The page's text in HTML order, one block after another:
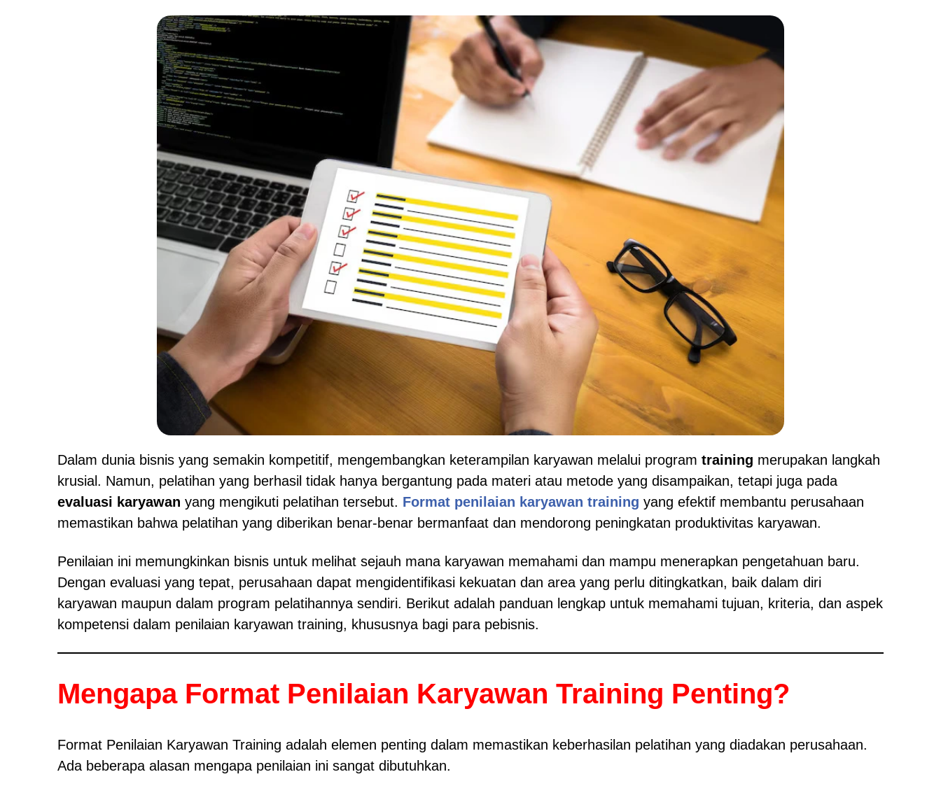
Dalam dunia bisnis yang semakin kompetitif, mengembangkan keterampilan karyawan melalui program training merupakan langkah
krusial. Namun, pelatihan yang berhasil tidak hanya bergantung pada materi atau metode yang disampaikan, tetapi juga pada
evaluasi karyawan yang mengikuti pelatihan tersebut. Format penilaian karyawan training yang efektif membantu perusahaan
memastikan bahwa pelatihan yang diberikan benar-benar bermanfaat dan mendorong peningkatan produktivitas karyawan.
Penilaian ini memungkinkan bisnis untuk melihat sejauh mana karyawan memahami dan mampu menerapkan pengetahuan baru.
Dengan evaluasi yang tepat, perusahaan dapat mengidentifikasi kekuatan dan area yang perlu ditingkatkan, baik dalam diri
karyawan maupun dalam program pelatihannya sendiri. Berikut adalah panduan lengkap untuk memahami tujuan, kriteria, dan aspek
kompetensi dalam penilaian karyawan training, khususnya bagi para pebisnis.
Mengapa Format Penilaian Karyawan Training Penting?
Format Penilaian Karyawan Training adalah elemen penting dalam memastikan keberhasilan pelatihan yang diadakan perusahaan.
Ada beberapa alasan mengapa penilaian ini sangat dibutuhkan.